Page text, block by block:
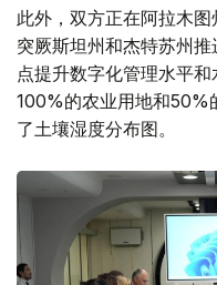
此外，双方正在阿拉木图
突厥斯坦州和杰特苏州
点提升数字化管理水平
100%的农业用地和50%
了土壤湿度分布图。